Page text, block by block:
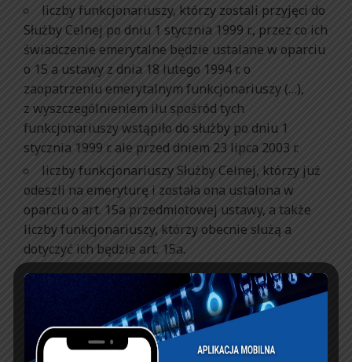
liczby funkcjonariuszy, którzy zostali przyjęci do
Służby Celnej po dniu 1 stycznia 1999 r., przez co ich
świadczenie emerytalne będzie ustalane w oparciu
o 15 a ustawy z dnia 18 lutego 1994 r. o
zaopatrzeniu emerytalnym funkcjonariuszy (…),
z wyszczególnieniem ilu spośród tych
funkcjonariuszy wstąpiło do służby po dniu 1
stycznia 1999 r. ale przed dniem 23 lipca 2003 r.
liczby funkcjonariuszy Służby Celnej, którzy już
odeszli na emeryturę i została ona ustalona w
oparciu o art. 15a przedmiotowej ustawy, a także
liczby funkcjonariuszy, którzy obecnie służą a
dotyczyć ich będzie art. 15a.
Piotr Walczak w swoim wystąpieniu poinformował
zebranych, że występuje w nim także w
charakterze reprezentanta Minister Finansów. W
odpowiedzi na postulaty Federacji stwierdził, że